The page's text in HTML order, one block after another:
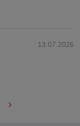
13.07.2026